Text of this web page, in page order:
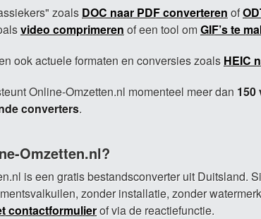
zoals DOC naar PDF converteren of
video comprimeren of een tool om GIF’s te
ook actuele formaten en conversies zoals HEIC
Online-Omzetten.nl momenteel meer dan 150
converters.
Omzetten.nl?
is een gratis bestandsconverter uit Duitsland.
zonder installatie, zonder
contactformulierof via de reactiefunctie.